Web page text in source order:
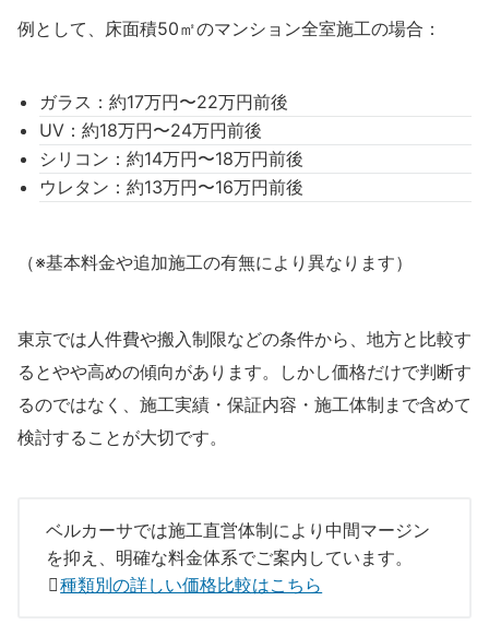
例として、床面積50㎡のマンション全室施工の場合：
ガラス：約17万円〜22万円前後
UV：約18万円〜24万円前後
シリコン：約14万円〜18万円前後
ウレタン：約13万円〜16万円前後
（※基本料金や追加施工の有無により異なります）
東京では人件費や搬入制限などの条件から、地方と比較す
るとやや高めの傾向があります。しかし価格だけで判断す
るのではなく、施工実績・保証内容・施工体制まで含めて
検討することが大切です。
ベルカーサでは施工直営体制により中間マージン
を抑え、明確な料金体系でご案内しています。
種類別の詳しい価格比較はこちら